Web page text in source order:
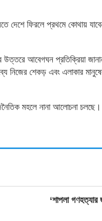
দেশে ফিরলে প্রথমে কোথায়
উত্তরে আবেগঘন প্রতিক্রিয়া
শেকড় এবং এলাকার
মহলে নানা আলোচনা
‘শাপলা গণহত্যার